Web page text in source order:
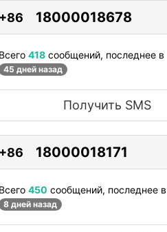
18000018678
418 сообщений, последнее в
45 дней назад
Получить SMS
18000018171
450 сообщений, последнее в
8 дней назад